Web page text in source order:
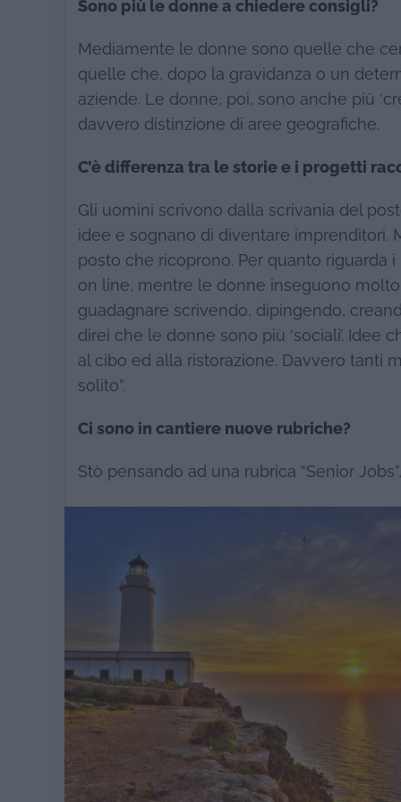
Sono più le donne a chiedere consigli?
Mediamente le donne sono quelle che
quelle che, dopo la gravidanza o un
aziende. Le donne, poi, sono anche più
davvero distinzione di aree geografiche.
C’è differenza tra le storie e i progetti
Gli uomini scrivono dalla scrivania del
idee e sognano di diventare imprenditori.
posto che ricoprono. Per quanto riguarda
on line, mentre le donne inseguono
guadagnare scrivendo, dipingendo,
direi che le donne sono più ‘sociali’.
al cibo ed alla ristorazione. Davvero tanti
solito”.
Ci sono in cantiere nuove rubriche?
Stò pensando ad una rubrica “Senior